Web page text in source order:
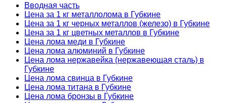
Вводная часть
Цена за 1 кг металлолома в Губкине
Цена за 1 кг черных металлов (железо) в Губкине
Цена за 1 кг цветных металлов в Губкине
Цена лома меди в Губкине
Цена лома алюминий в Губкине
Цена лома нержавейка (нержавеющая сталь) в
Губкине
Цена лома свинца в Губкине
Цена лома титана в Губкине
Цена лома бронзы в Губкине